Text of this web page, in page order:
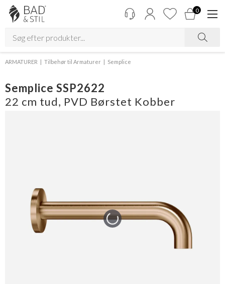
0
ARMATURER Tilbehør til Armaturer Semplice
Semplice SSP2622
22 cm tud, PVD Børstet Kobber